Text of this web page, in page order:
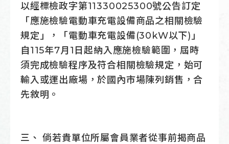
以經標檢政字第11330025300號公告訂定
「應施檢驗電動車充電設備商品之相關檢驗
規定」，「電動車充電設備(30kW以下)」
自115年7月1日起納入應施檢驗範圍，屆時
須完成檢驗程序及符合相關檢驗規定，始可
輸入或運出廠場，於國內市場陳列銷售，合
先敘明。
三、 倘若貴單位所屬會員業者從事前揭商品